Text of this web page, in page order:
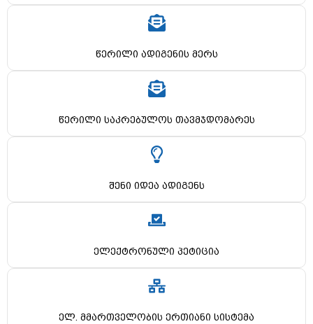
წერილი ადიგენის მერს
წერილი საკრებულოს თავმჯდომარეს
შენი იდეა ადიგენს
ელექტრონული პეტიცია
ელ. მმართველობის ერთიანი სისტემა